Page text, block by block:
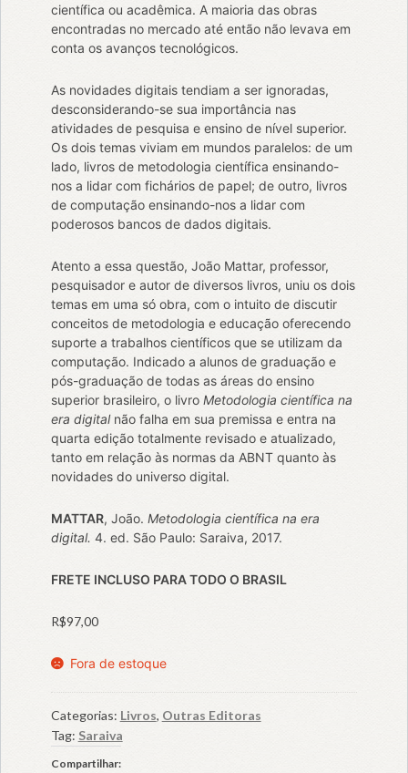
científica ou acadêmica. A maioria das obras
encontradas no mercado até então não levava em
conta os avanços tecnológicos.
As novidades digitais tendiam a ser ignoradas,
desconsiderando-se sua importância nas
atividades de pesquisa e ensino de nível superior.
Os dois temas viviam em mundos paralelos: de um
lado, livros de metodologia científica ensinando-
nos a lidar com fichários de papel; de outro, livros
de computação ensinando-nos a lidar com
poderosos bancos de dados digitais.
Atento a essa questão, João Mattar, professor,
pesquisador e autor de diversos livros, uniu os dois
temas em uma só obra, com o intuito de discutir
conceitos de metodologia e educação oferecendo
suporte a trabalhos científicos que se utilizam da
computação. Indicado a alunos de graduação e
pós-graduação de todas as áreas do ensino
superior brasileiro, o livro Metodologia científica na
era digitalnão falha em sua premissa e entra na
quarta edição totalmente revisado e atualizado,
tanto em relação às normas da ABNT quanto às
novidades do universo digital.
MATTAR, João. Metodologia científica na era
digital. 4. ed. São Paulo: Saraiva, 2017.
FRETE INCLUSO PARA TODO O BRASIL
R$97,00
Fora de estoque
Categorias: Livros, Outras Editoras
Tag: Saraiva
Compartilhar: